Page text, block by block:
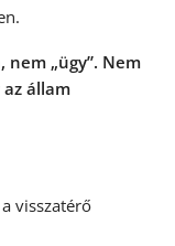
„ügy”. Nem
állam
visszatérő